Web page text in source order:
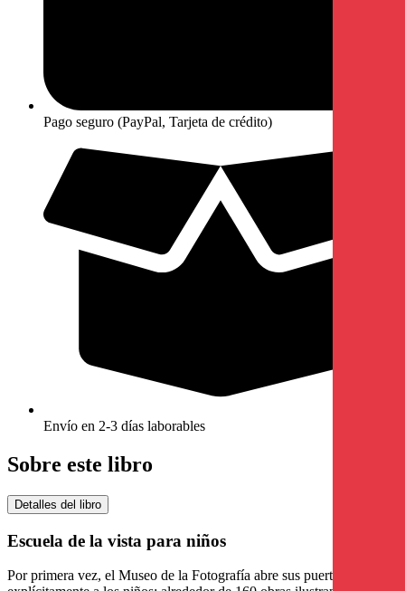
Pago seguro (PayPal, Tarjeta de crédito)
Envío en 2-3 días laborables
Sobre este libro
Detalles del libro
Escuela de la vista para niños
Por primera vez, el Museo de la Fotografía abre sus puertas